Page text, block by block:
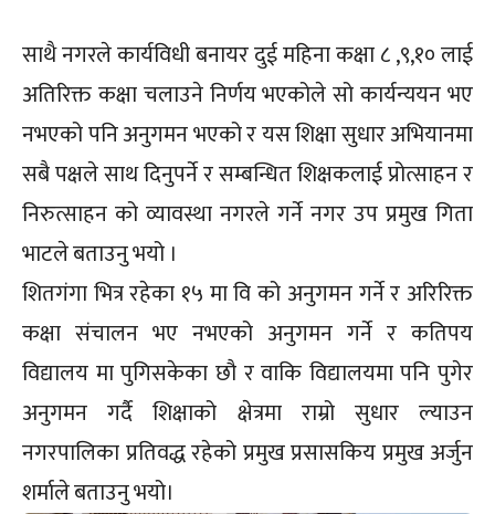
साथै नगरले कार्यविधी बनायर दुई महिना कक्षा ८ ,९,१० लाई
अतिरिक्त कक्षा चलाउने निर्णय भएकोले सो कार्यन्ययन भए
नभएको पनि अनुगमन भएको र यस शिक्षा सुधार अभियानमा
सबै पक्षले साथ दिनुपर्ने र सम्बन्धित शिक्षकलाई प्रोत्साहन र
निरुत्साहन को व्यावस्था नगरले गर्ने नगर उप प्रमुख गिता
भाटले बताउनु भयो ।
शितगंगा भित्र रहेका १५ मा वि को अनुगमन गर्ने र अरिरिक्त
कक्षा संचालन भए नभएको अनुगमन गर्ने र कतिपय
विद्यालय मा पुगिसकेका छौ र वाकि विद्यालयमा पनि पुगेर
अनुगमन गर्दै शिक्षाको क्षेत्रमा राम्रो सुधार ल्याउन
नगरपालिका प्रतिवद्ध रहेको प्रमुख प्रसासकिय प्रमुख अर्जुन
शर्माले बताउनु भयो।